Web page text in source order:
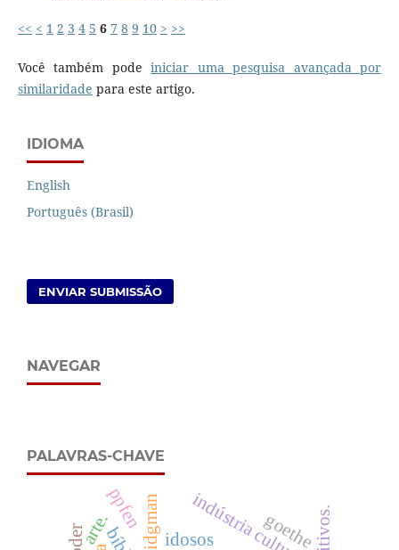
<< < 1 2 3 4 5 6 7 8 9 10 > >>
Você também podeiniciar uma pesquisa avançada por
similaridade para este artigo.
IDIOMA
English
Português (Brasil)
ENVIAR SUBMISSÃO
NAVEGAR
PALAVRAS-CHAVE
indústria cultural
idosos
arte. goethe
ppfen